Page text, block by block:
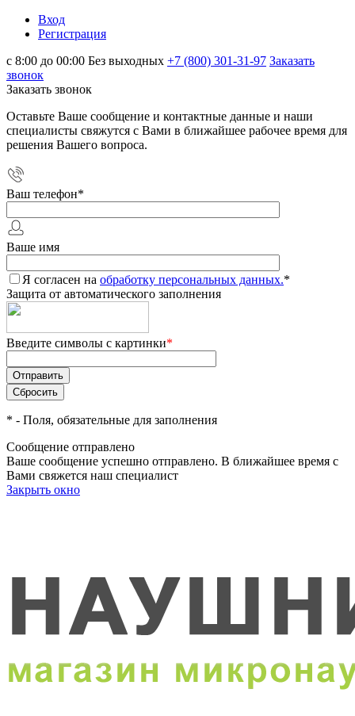
Вход
Регистрация
с 8:00 до 00:00 Без выходных +7 (800) 301-31-97 Заказать
звонок
Заказать звонок
Оставьте Ваше сообщение и контактные данные и наши
специалисты свяжутся с Вами в ближайшее рабочее время для
решения Вашего вопроса.
Ваш телефон*
Ваше имя
Я согласен на обработку персональных данных.*
Защита от автоматического заполнения
Введите символы с картинки*
* - Поля, обязательные для заполнения
Сообщение отправлено
Ваше сообщение успешно отправлено. В ближайшее время с
Вами свяжется наш специалист
Закрыть окно